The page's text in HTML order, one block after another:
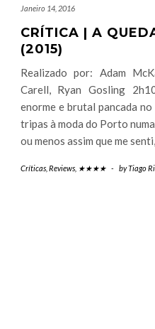
Janeiro 14, 2016
CRÍTICA | A
(2015)
Realizado por: Adam
Carell, Ryan Gosling
enorme e brutal pancada
tripas à moda do Porto
ou menos assim que me senti,
Críticas, Reviews, ★★★★ - byTiago